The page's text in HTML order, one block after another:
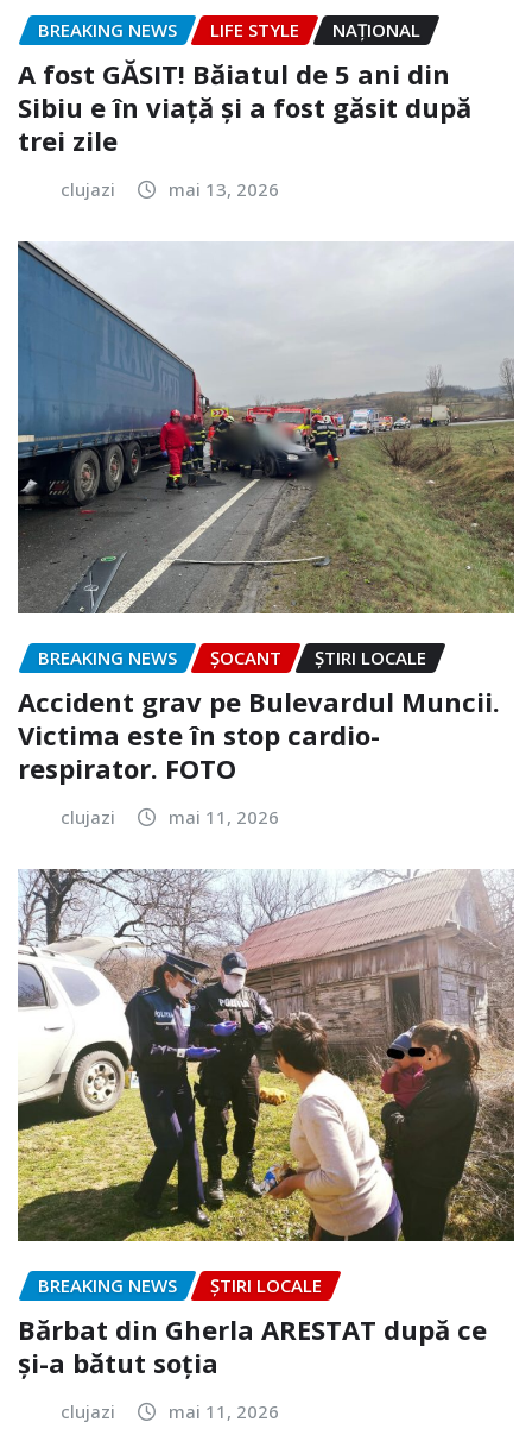
BREAKING NEWS LIFE STYLE NAŢIONAL
A fost GĂSIT! Băiatul de 5 ani din
Sibiu e în viață și a fost găsit după
trei zile
clujazi mai 13, 2026
BREAKING NEWS ȘOCANT ȘTIRI LOCALE
Accident grav pe Bulevardul Muncii.
Victima este în stop cardio-
respirator. FOTO
clujazi mai 11, 2026
BREAKING NEWS ȘTIRI LOCALE
Bărbat din Gherla ARESTAT după ce
și-a bătut soția
clujazi mai 11, 2026